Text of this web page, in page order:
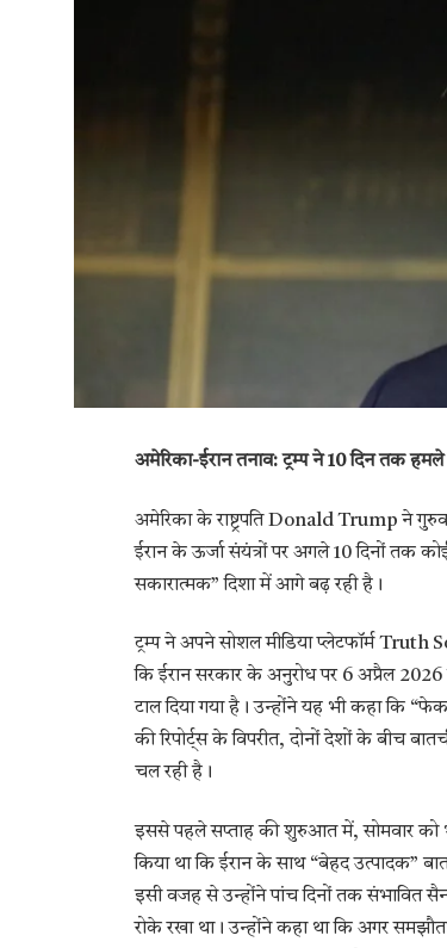
अमेरिका-ईरान तनाव: ट्रम्प ने 10 दिन तक
अमेरिका के राष्ट्रपति Donald Trump ने
ईरान के ऊर्जा संयंत्रों पर अगले 10 दिनों तक
सकारात्मक” दिशा में आगे बढ़ रही है।
ट्रम्प ने अपने सोशल मीडिया प्लेटफॉर्म Truth
कि ईरान सरकार के अनुरोध पर 6 अप्रैल
टाल दिया गया है। उन्होंने यह भी कहा कि “फेक
की रिपोर्ट्स के विपरीत, दोनों देशों के बीच
चल रही है।
इससे पहले सप्ताह की शुरुआत में, सोमवार को भी
किया था कि ईरान के साथ “बेहद उत्पादक”
इसी वजह से उन्होंने पांच दिनों तक संभावित
रोके रखा था। उन्होंने कहा था कि अगर